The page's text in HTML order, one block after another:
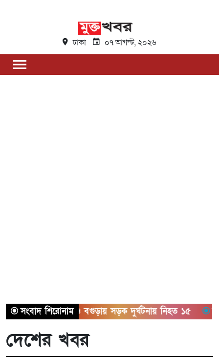
ঢাকা ০৭ আগস্ট, ২০২৬
সংবাদ শিরোনাম
সিলেট ও বগুড়ায় সড়ক দুর্ঘটনায় নিহত ১৫ সাতক্ষীরায়
দেশের খবর